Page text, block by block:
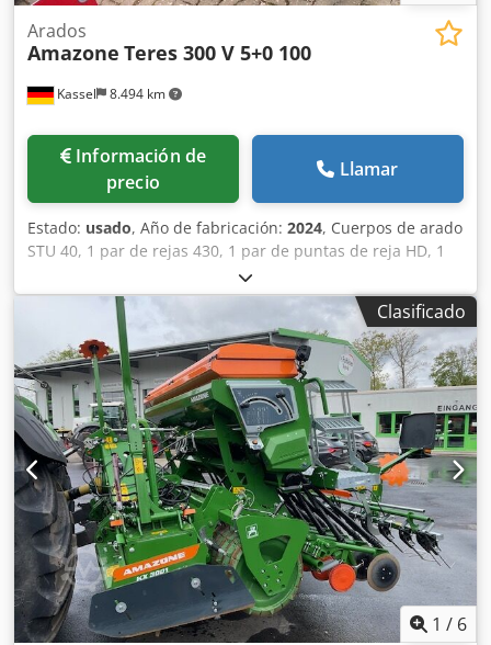
Kassel 8.494 km
Arados
Amazone Teres 300 V 5+0 100
Información de
precio
Llamar
Estado: usado, Año de fabricación: 2024, Cuerpos de arado
STU 40, 1 par de rejas 430, 1 par de puntas de reja HD, 1
par / vástago de abridor previo para altura de bastidor 80
para protección hidráulica contra sobrecarga, abridor
previo M2, 1 par / soportes para discos cortadores, disco
cortador D 500 dentado, protectores de apoyo, 1 par /
montaje de cuerpo con Dkodpfx Aot A Udyjcher
Clasificado
1 / 6